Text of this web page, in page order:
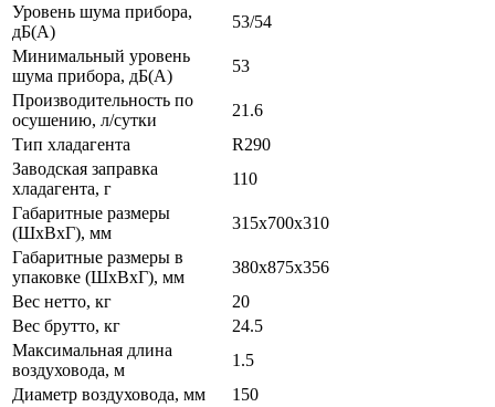
Уровень шума прибора,
дБ(А)
53/54
Минимальный уровень
шума прибора, дБ(А)
53
Производительность по
осушению, л/сутки
21.6
Тип хладагента
R290
Заводская заправка
хладагента, г
110
Габаритные размеры
(ШxВxГ), мм
315x700x310
Габаритные размеры в
упаковке (ШxВxГ), мм
380x875x356
Вес нетто, кг
20
Вес брутто, кг
24.5
Максимальная длина
воздуховода, м
1.5
Диаметр воздуховода, мм
150